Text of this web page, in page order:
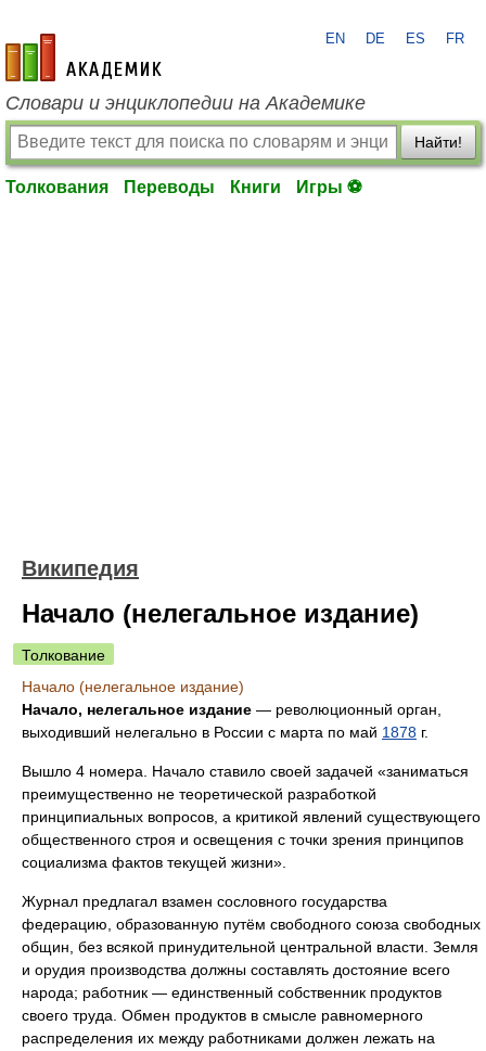
academic.ru
EN DE ES FR
Словари и энциклопедии на Академике
Найти!
Толкования Переводы Книги Игры ⚽
Википедия
Начало (нелегальное издание)
Толкование
Начало (нелегальное издание)
Начало, нелегальное издание — революционный орган,
выходивший нелегально в России с марта по май 1878 г.
Вышло 4 номера. Начало ставило своей задачей «заниматься
преимущественно не теоретической разработкой
принципиальных вопросов, а критикой явлений существующего
общественного строя и освещения с точки зрения принципов
социализма фактов текущей жизни».
Журнал предлагал взамен сословного государства
федерацию, образованную путём свободного союза свободных
общин, без всякой принудительной центральной власти. Земля
и орудия производства должны составлять достояние всего
народа; работник — единственный собственник продуктов
своего труда. Обмен продуктов в смысле равномерного
распределения их между работниками должен лежать на